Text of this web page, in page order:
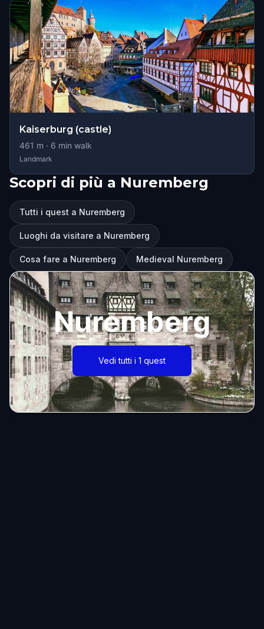
Kaiserburg (castle)
461 m · 6 min walk
Landmark
Scopri di più a Nuremberg
Tutti i quest a Nuremberg
Luoghi da visitare a Nuremberg
Cosa fare a Nuremberg Medieval Nuremberg
Nuremberg
Vedi tutti i 1 quest